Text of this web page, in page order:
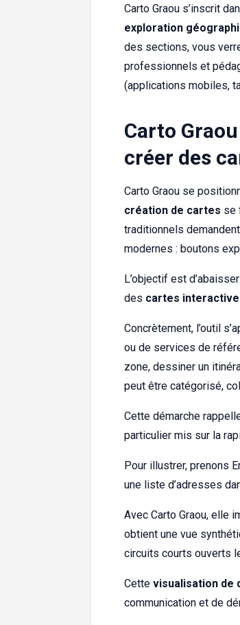
Carto Graou s’inscrit
exploration
des sections, vous
professionnels et
(applications mobiles,
Carto
créer des
Carto Graou se
création de cartes se
traditionnels
modernes : boutons
L’objectif est
des cartes
Concrètement, l’outil
ou de services de
zone, dessiner un
peut être catégorisé,
Cette démarche
particulier mis sur la
Pour illustrer, prenons
une liste d’adresses
Avec Carto Graou, elle
obtient une vue
circuits courts ouverts
Cette visualisation de
communication et de